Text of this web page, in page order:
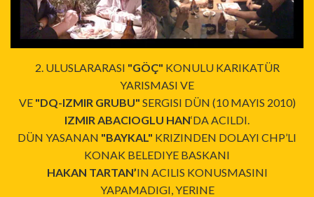
2. ULUSLARARASI "GÖÇ" KONULU KARIKATÜR
YARISMASI VE
VE "DQ-IZMIR GRUBU" SERGISI DÜN (10 MAYIS 2010)
IZMIR ABACIOGLU HAN‘DA ACILDI.
DÜN YASANAN "BAYKAL" KRIZINDEN DOLAYI CHP’LI
KONAK BELEDIYE BASKANI
HAKAN TARTAN’IN ACILIS KONUSMASINI
YAPAMADIGI, YERINE